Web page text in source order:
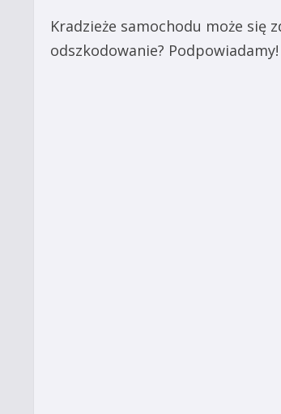
Kradzieże samochodu może się
odszkodowanie? Podpowiadamy!